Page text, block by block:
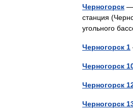
Черногорск —
станция
угольного
Черногорск 1
Черногорск
Черногорск
Черногорск